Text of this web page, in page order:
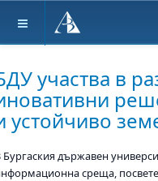
участва в
устойчиво
Бургаския държавен
среща,